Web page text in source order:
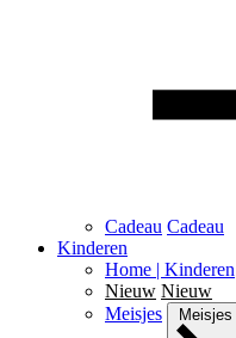
Cadeau Cadeau
Kinderen
Home | Kinderen
Nieuw Nieuw
Meisjes
Meisjes